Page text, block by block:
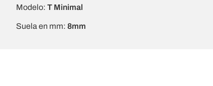
Modelo: T Minimal
Suela en mm: 8mm